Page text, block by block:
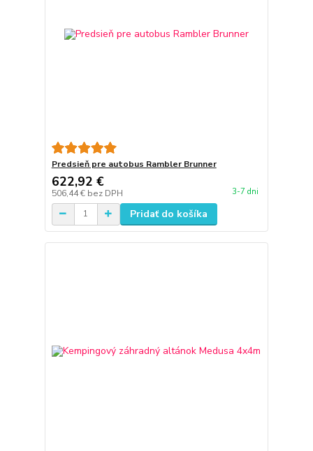
Predsieň pre autobus Rambler Brunner
622,92 €
506,44 € bez DPH 3-7 dni
Pridať do košíka